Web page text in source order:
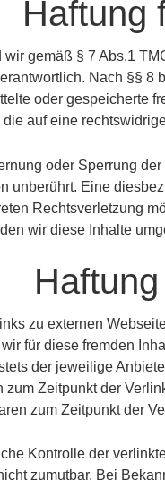
Haftung
gemäß § 7 Abs.1
Nach §§ 8
oder gespeicherte
auf eine
oder Sperrung
unberührt. Eine
Rechtsverletzung
wir diese Inhalte
zu externen
für diese fremden
der jeweilige
Zeitpunkt der
zum Zeitpunkt der
Kontrolle der
zumutbar. Bei